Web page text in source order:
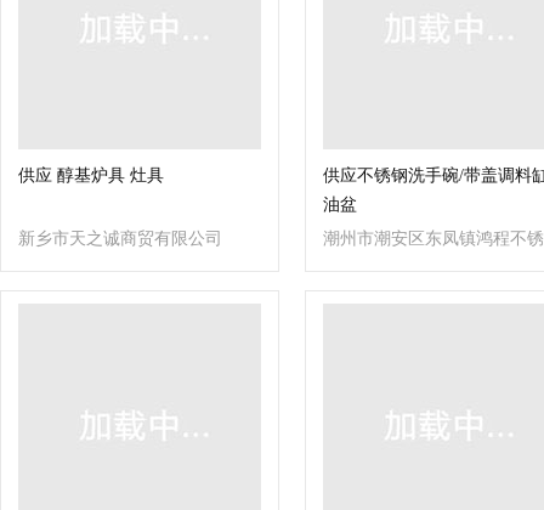
供应 醇基炉具 灶具
新乡市天之诚商贸有限公司
供应不锈钢洗手碗/带盖调料
油盆
潮州市潮安区东凤镇鸿程不锈
钢制品厂